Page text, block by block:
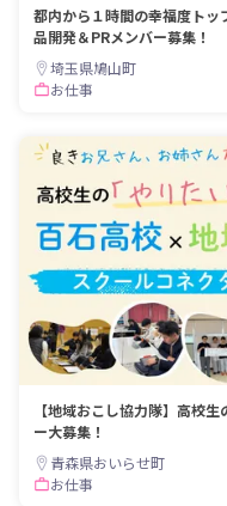
都内から１時間の幸福度ト
品開発＆PRメンバー募集！
埼玉県鳩山町
お仕事
【地域おこし協力隊】高校
ー大募集！
青森県おいらせ町
お仕事